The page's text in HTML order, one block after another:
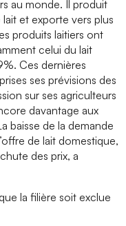
au monde. Il produit
et exporte vers plus
produits laitiers ont
celui du lait
Ces dernières
ses prévisions des
sur ses agriculteurs
davantage aux
baisse de la demande
de lait domestique,
des prix, a
la filière soit exclue